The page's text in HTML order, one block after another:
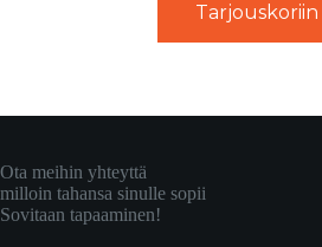
Tarjouskoriin
Ota meihin yhteyttä
milloin tahansa sinulle sopii
Sovitaan tapaaminen!